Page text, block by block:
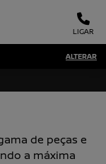
LIGAR
ALTERAR
de peças e
a máxima